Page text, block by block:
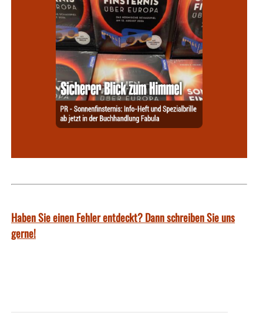
Haben Sie einen Fehler entdeckt? Dann schreiben Sie uns
gerne!